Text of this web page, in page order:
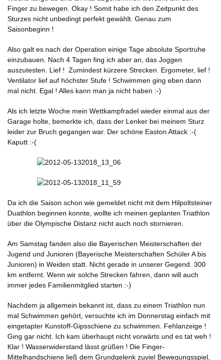
Finger zu bewegen. Okay ! Somit habe ich den Zeitpunkt des
Sturzes nicht unbedingt perfekt gewählt. Genau zum
Saisonbeginn !
Also galt es nach der Operation einige Tage absolute Sportruhe
einzubauen. Nach 4 Tagen fing ich aber an, das Joggen
auszutesten. Lief ! Zumindest kürzere Strecken. Ergometer, lief !
Ventilator lief auf höchster Stufe ! Schwimmen ging eben dann
mal nicht. Egal ! Alles kann man ja nicht haben :-)
Als ich letzte Woche mein Wettkampfradel wieder einmal aus der
Garage holte, bemerkte ich, dass der Lenker bei meinem Sturz
leider zur Bruch gegangen war. Der schöne Easton Attack :-(
Kaputt :-(
Da ich die Saison schon wie gemeldet nicht mit dem Hilpoltsteiner
Duathlon beginnen konnte, wollte ich meinen geplanten Triathlon
über die Olympische Distanz nicht auch noch stornieren.
Am Samstag fanden also die Bayerischen Meisterschaften der
Jugend und Junioren (Bayerische Meisterschaften Schüler A bis
Junioren) in Weiden statt. Nicht gerade in unserer Gegend. 300
km entfernt. Wenn wir solche Strecken fahren, dann will auch
immer jedes Familienmitglied starten :-)
Nachdem ja allgemein bekannt ist, dass zu einem Triathlon nun
mal Schwimmen gehört, versuchte ich im Donnerstag einfach mit
eingetapter Kunstoff-Gipsschiene zu schwimmen. Fehlanzeige !
Ging gar nicht. Ich kam überhaupt nicht vorwärts und es tat weh !
Klar ! Wasserwiderstand lässt grüßen ! Die Finger-
Mittelhandschiene ließ dem Grundgelenk zuviel Bewegungsspiel,